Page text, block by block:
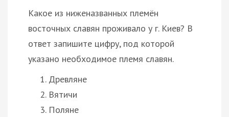
Какое из ниженазванных племён
восточных славян проживало у г. Киев? В
ответ запишите цифру, под которой
указано необходимое племя славян.
Древляне
Вятичи
Поляне